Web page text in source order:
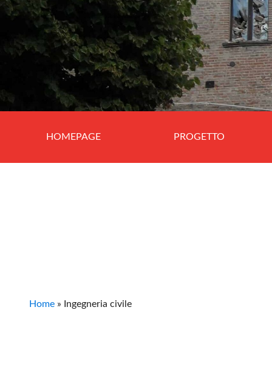
HOMEPAGE PROGETTO
Home » Ingegneria civile